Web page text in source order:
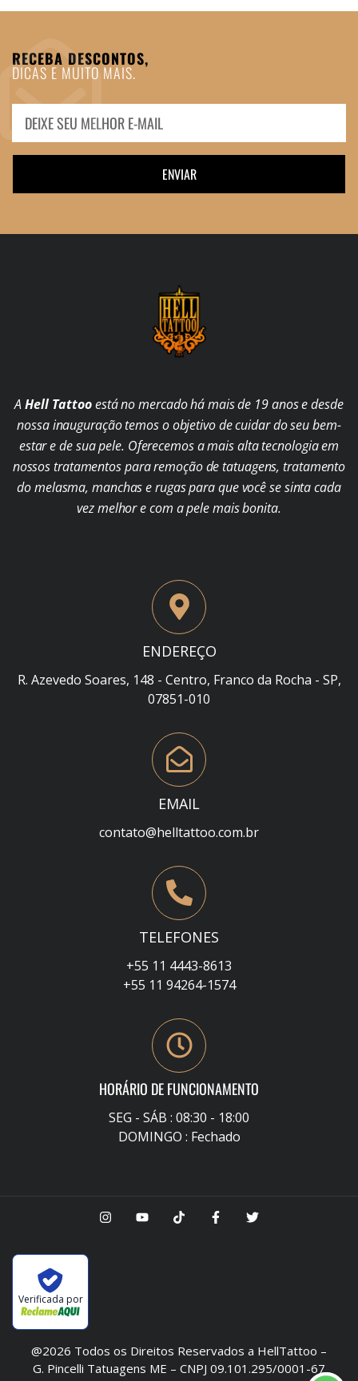
RECEBA DESCONTOS,
DICAS E MUITO MAIS.
ENVIAR
AHell Tattooestá no mercado há mais de 19 anos e desde
nossa inauguração temos o objetivo de cuidar do seu bem-
estar e de sua pele. Oferecemos a mais alta tecnologia em
nossos tratamentos para remoção de tatuagens, tratamento
do melasma, manchas e rugas para que você se sinta cada
vez melhor e com a pele mais bonita.
ENDEREÇO
R. Azevedo Soares, 148 - Centro, Franco da Rocha - SP,
07851-010
EMAIL
contato@helltattoo.com.br
TELEFONES
+55 11 4443-8613
+55 11 94264-1574
HORÁRIO DE FUNCIONAMENTO
SEG - SÁB : 08:30 - 18:00
DOMINGO : Fechado
Verificada por
@2026 Todos os Direitos Reservados a HellTattoo –
G. Pincelli Tatuagens ME – CNPJ 09.101.295/0001-67